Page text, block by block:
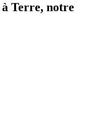
Terre, notre